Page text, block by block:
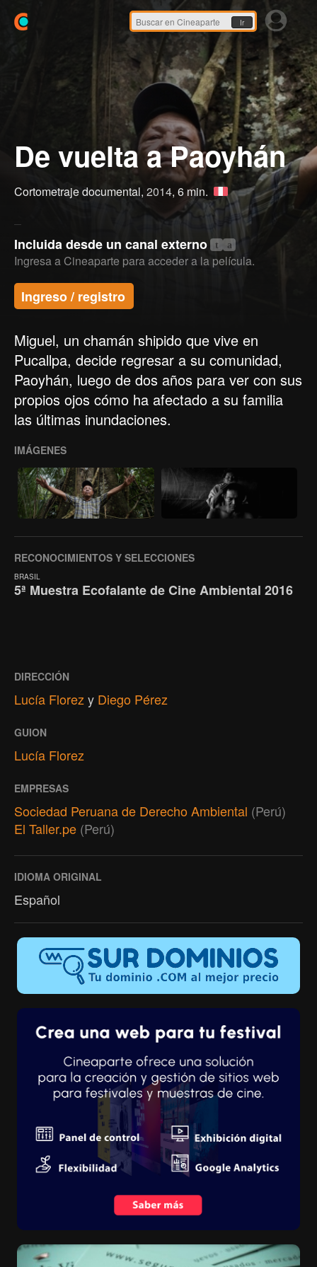
Ir
De vuelta a Paoyhán
Cortometraje documental, 2014, 6 min.
Incluida desde un canal externo t a
Ingresa a Cineaparte para acceder a la película.
Ingreso / registro
Miguel, un chamán shipido que vive en
Pucallpa, decide regresar a su comunidad,
Paoyhán, luego de dos años para ver con sus
propios ojos cómo ha afectado a su familia
las últimas inundaciones.
IMÁGENES
RECONOCIMIENTOS Y SELECCIONES
BRASIL
5ª Muestra Ecofalante de Cine Ambiental 2016
DIRECCIÓN
Lucía Florez y Diego Pérez
GUION
Lucía Florez
EMPRESAS
Sociedad Peruana de Derecho Ambiental (Perú)
El Taller.pe (Perú)
IDIOMA ORIGINAL
Español